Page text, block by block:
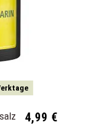
4,99 €